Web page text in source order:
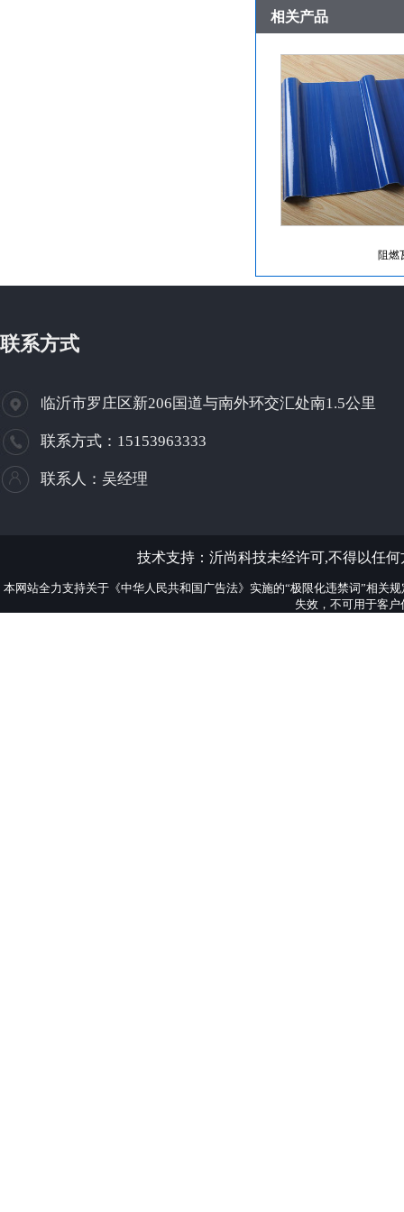
相关产品
阻燃
联系方式
临沂市罗庄区新206国道与南外环交汇处南1.5公里
联系方式：15153963333
联系人：吴经理
技术支持： 沂尚科技未经许可,不得以任
本网站全力支持关于《中华人民共和国广告法》实施的“极限化违禁词”相关
失效，不可用于客